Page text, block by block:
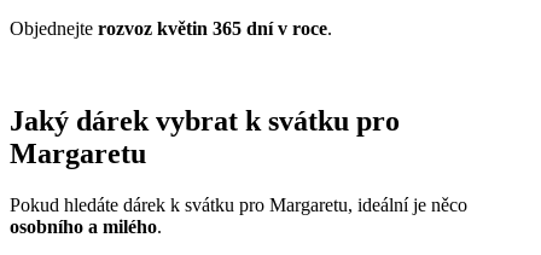
Objednejte rozvoz květin 365 dní v roce.
Jaký dárek vybrat k svátku pro
Margaretu
Pokud hledáte dárek k svátku pro Margaretu, ideální je něco
osobního a milého.